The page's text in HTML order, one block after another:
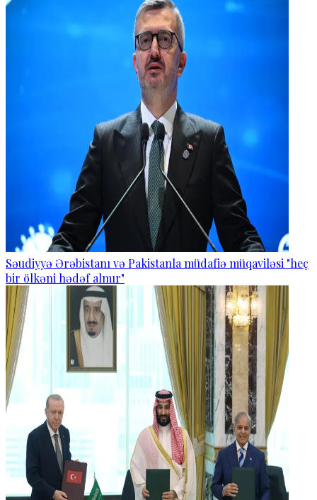
Səudiyyə Ərəbistanı və Pakistanla müdafiə müqaviləsi "heç
bir ölkəni hədəf almır"